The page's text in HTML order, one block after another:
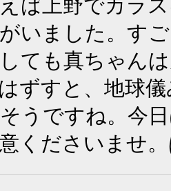
ば上野でカラ
いました。す
ても真ちゃん
ずすと、地球
うですね。今
くださいませ